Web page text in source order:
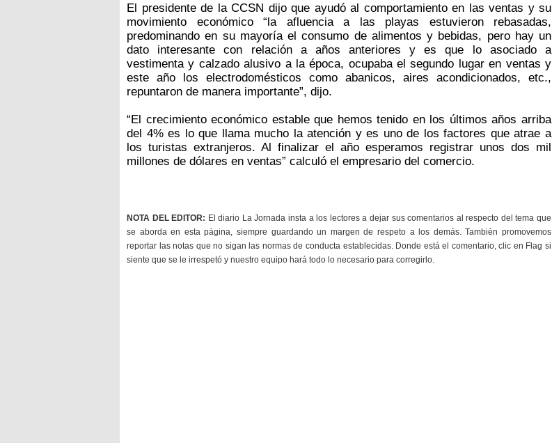
El presidente de la CCSN dijo que ayudó al comportamiento en las ventas y su
movimiento económico “la afluencia a las playas estuvieron rebasadas,
predominando en su mayoría el consumo de alimentos y bebidas, pero hay un
dato interesante con relación a años anteriores y es que lo asociado a
vestimenta y calzado alusivo a la época, ocupaba el segundo lugar en ventas y
este año los electrodomésticos como abanicos, aires acondicionados, etc.,
repuntaron de manera importante”, dijo.
“El crecimiento económico estable que hemos tenido en los últimos años arriba
del 4% es lo que llama mucho la atención y es uno de los factores que atrae a
los turistas extranjeros. Al finalizar el año esperamos registrar unos dos mil
millones de dólares en ventas” calculó el empresario del comercio.
NOTA DEL EDITOR: El diario La Jornada insta a los lectores a dejar sus comentarios al respecto del tema que
se aborda en esta página, siempre guardando un margen de respeto a los demás. También promovemos
reportar las notas que no sigan las normas de conducta establecidas. Donde está el comentario, clic en Flag si
siente que se le irrespetó y nuestro equipo hará todo lo necesario para corregirlo.